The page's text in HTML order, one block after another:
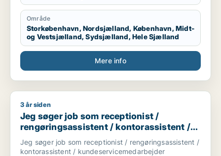
Område
Storkøbenhavn, Nordsjælland, København, Midt-
og Vestsjælland, Sydsjælland, Hele Sjælland
Mere info
Jeg søger job som receptionist / rengøringsassistent /
3 år siden
Jeg søger job som receptionist /
rengøringsassistent / kontorassistent /
kundeservicemedarbejder
Jeg søger job som receptionist / rengøringsassistent /
kontorassistent / kundeservicemedarbejder